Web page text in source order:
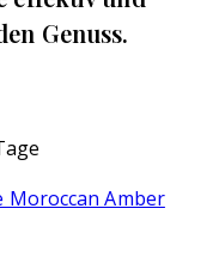
Genuss.